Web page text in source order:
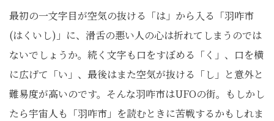
最初の一文字目が空気の抜ける「は」から入る「羽咋市
(はくいし)」に、滑舌の悪い人の心は折れてしまうのでは
ないでしょうか。続く文字も口をすぼめる「く」、口を横
に広げて「い」、最後はまた空気が抜ける「し」と意外と
難易度が高いのです。そんな羽咋市はUFOの街。もしかし
たら宇宙人も「羽咋市」を読むときに苦戦するかもしれま